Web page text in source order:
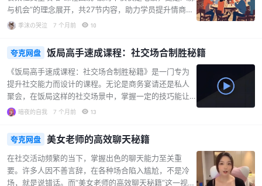
容。无论是商务合作中的拿下合作方、看透客户意图，
还是亲友、同事、领导、相亲、婚礼、同学会、公司团
课程的特色在于其实…...
与机会”的理念展开，共27节内容，助力学员提升情商与
沟通能力，让聚餐成为拓展人脉和资源的契机。课程涵
物管理，到组织完美饭局的技巧，都有详细讲解。在沟
通方面，课程传授开场自我介绍、敬酒话术、与陌生人
破冰、活跃气氛等实用方法，帮助学员在饭桌上展现高
情商。此外，课程还针对不同场景，如工作餐、相亲
饭、朋友婚礼、同学会、公司团建等，提供了相应的社
交策略，让学员能够从容应对各种情况。无论是想要提
人，这套课程都…...
季沫の哭泣 7 个月前 10
夸克网盘 饭局高手速成课程：社交场合制胜秘籍
《饭局高手速成课程：社交场合制胜秘籍》是一门专为
提升社交能力而设计的课程。无论是商务宴请还是私人
聚会，在饭局这样的社交场景中，掌握一定的技巧能让
人游刃有余。课程内容丰富全面，从就餐环境的选择原
高手；从多元座次安排，避免得罪人，到敬酒法则，即
便酒量不行也能在酒局中表现出色。同时，还涵盖开场
识人术、看透对方心理、妥善的结账善后等多方面内
容。通过大量实战案例分析，课程将教会您在饭局中建
立良好的人际关系，提升个人魅力。例如，在应对各类
暗夜的自我 7 个月前 13
夸克网盘 美女老师的高效聊天秘籍
在社交活动频繁的当下，掌握出色的聊天能力至关重
要。许多人因不善言辞，在各种场合陷入尴尬，不是冷
场，就是说错话。而“美女老师的高效聊天秘籍”这一视频